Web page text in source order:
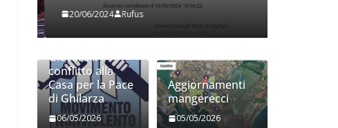
20/06/2024 Rufus
Giocare il
conflitto alla
Casa per la Pace
di Ghilarza
06/05/2026
Aggiornamenti
mangerecci
05/05/2026